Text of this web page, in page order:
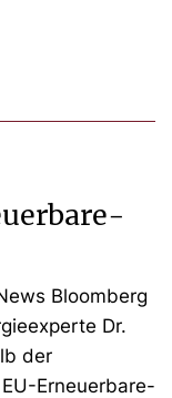
Bloomberg
Dr.
der
Erneuerbare-